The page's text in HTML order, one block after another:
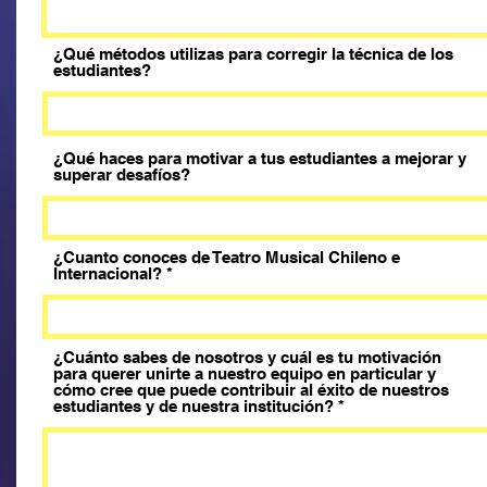
¿Qué métodos utilizas para corregir la técnica de los
estudiantes?
¿Qué haces para motivar a tus estudiantes a mejorar y
superar desafíos?
¿Cuanto conoces de Teatro Musical Chileno e
Internacional?
¿Cuánto sabes de nosotros y cuál es tu motivación
para querer unirte a nuestro equipo en particular y
cómo cree que puede contribuir al éxito de nuestros
estudiantes y de nuestra institución?